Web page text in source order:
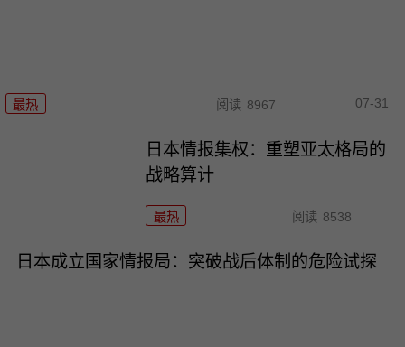
最热 阅读 8967 07-31
日本情报集权：重塑亚太格局的
战略算计
最热 阅读 8538
日本成立国家情报局：突破战后体制的危险试探